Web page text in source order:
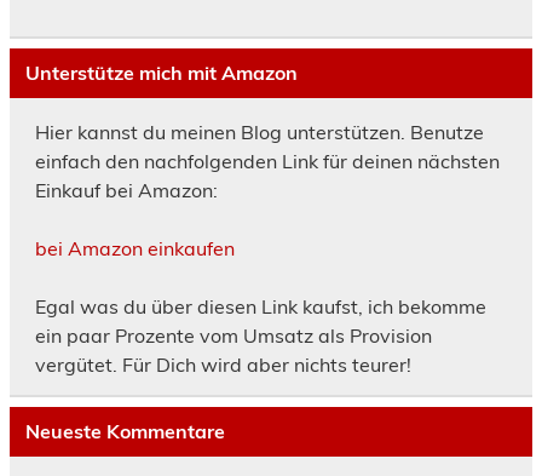
Unterstütze mich mit Amazon
Hier kannst du meinen Blog unterstützen. Benutze
einfach den nachfolgenden Link für deinen nächsten
Einkauf bei Amazon:
bei Amazon einkaufen
Egal was du über diesen Link kaufst, ich bekomme
ein paar Prozente vom Umsatz als Provision
vergütet. Für Dich wird aber nichts teurer!
Neueste Kommentare